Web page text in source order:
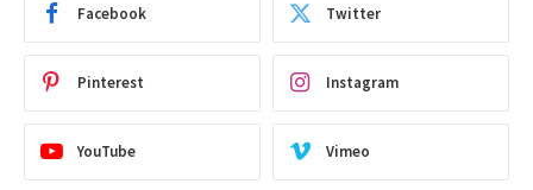
Facebook Twitter
Pinterest Instagram
YouTube Vimeo